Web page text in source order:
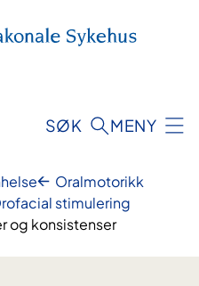
SØK MENY
Oralmotorikk
stimulering
og konsistenser